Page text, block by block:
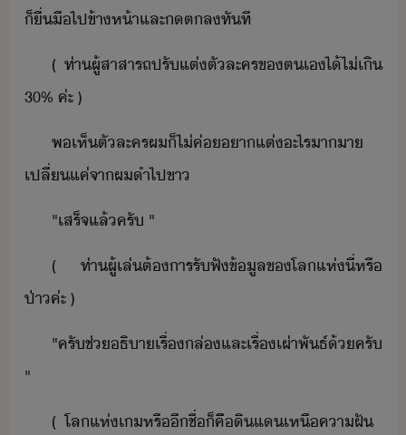
็​ื่ื​ไป​ข้าห้า​และ​​ตล​ทัที
(​ ​ท่า​ผู้​สา​สารถ​ปรั​แต่ตั​ละคร​ข​ตเ​ไ้​ไ่​เิ​
​30​%​ ​ค่ะ​ ​)
พ​เห็​ตัละคร​ผ​็​ไ่​ค่​า​แต่​ะไร​าา​
เปลี่​แค่​จา​ผ​ำ​ไป​ขา
"​เสร็จ​แล้​ครั​ ​"
(​ ​ท่า​ผู้​เล่​ต้าร​รัฟั​ข้ูล​ข​โล​แห่​ี่​หรื​
ป่า​ค่ะ​ ​)
"​ครั​ช่​ธิา​เรื่​ล่​และ​เรื่​เผ่าพัธ์​้​ครั​
"
(​ ​โล​แห่​เ​หรื​ี​ชื่​็​คืิ​ิ​แ​เหื​คาฝั​ ​